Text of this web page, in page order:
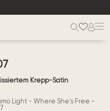
Krepp-Satin
Light- Where She's Free -